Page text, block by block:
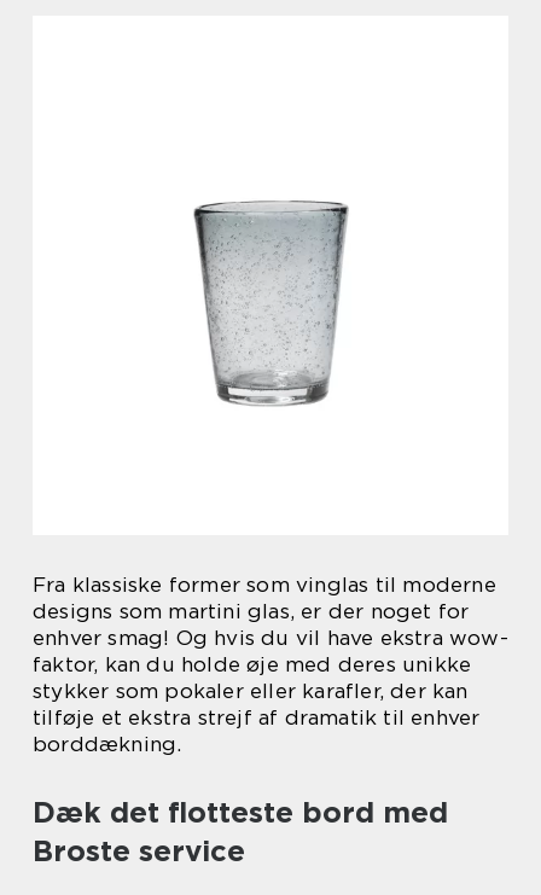
Fra klassiske former som vinglas til moderne
designs som martini glas, er der noget for
enhver smag! Og hvis du vil have ekstra wow-
faktor, kan du holde øje med deres unikke
stykker som pokaler eller karafler, der kan
tilføje et ekstra strejf af dramatik til enhver
borddækning.
Dæk det flotteste bord med
Broste service